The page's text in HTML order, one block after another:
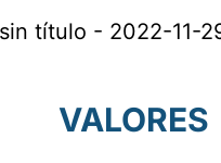
VALORES